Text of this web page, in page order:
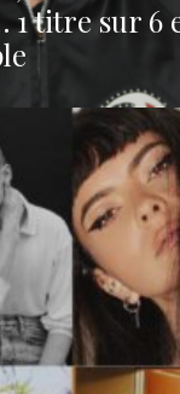
1 titre sur 6